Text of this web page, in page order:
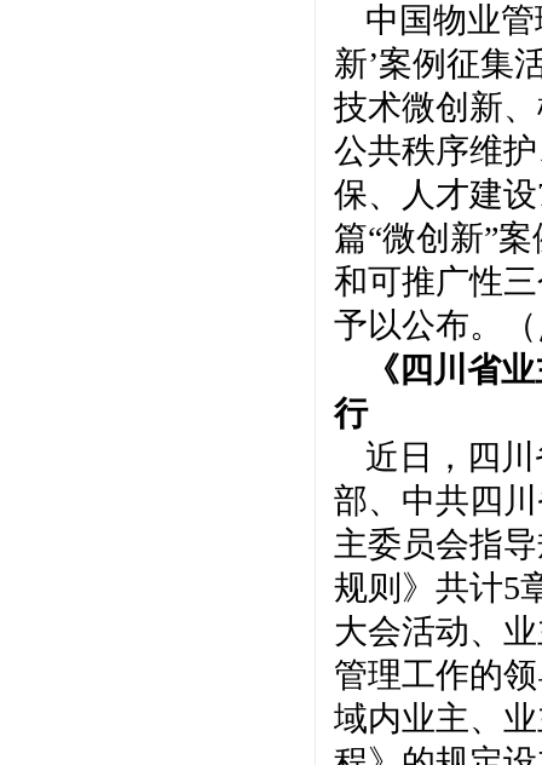
中国物业
新’案例征集
技术微创新
公共秩序维
保、人才建
篇“微创新”
和可推广性
予以公布。
《四川省
行
近日，四
部、中共四
主委员会指
规则》共计5
大会活动、
管理工作的
域内业主、